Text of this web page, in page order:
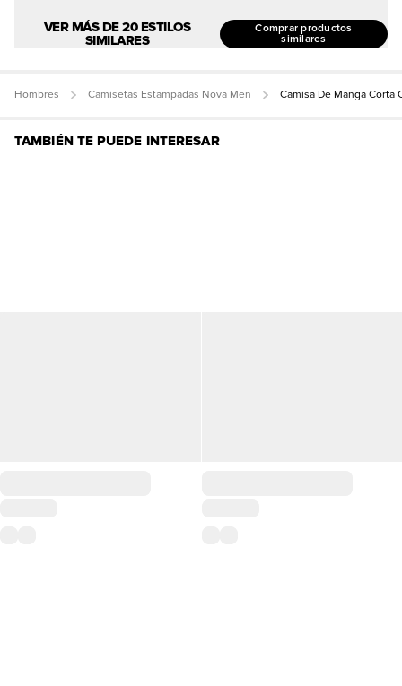
VER MÁS DE 20 ESTILOS
SIMILARES
Comprar productos
similares
Hombres Camisetas Estampadas Nova Men Camisa De Manga
TAMBIÉN TE PUEDE INTERESAR